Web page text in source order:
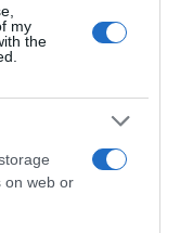
my
the
on web or
Pinterest
bejegyzés